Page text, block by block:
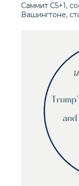
Саммит C5+1,
Вашингтоне,
Приуроченный
платформы и